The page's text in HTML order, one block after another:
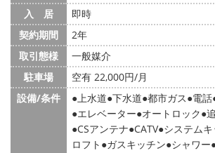
入 居
即時
契約期間
2年
取引態様
一般媒介
駐車場
空有 22,000円/月
設備/条件
上水道 下水道 都市ガス 電話
エレベーター オートロック
CSアンテナ CATV システム
ロフト
ガスキッチン シャワー